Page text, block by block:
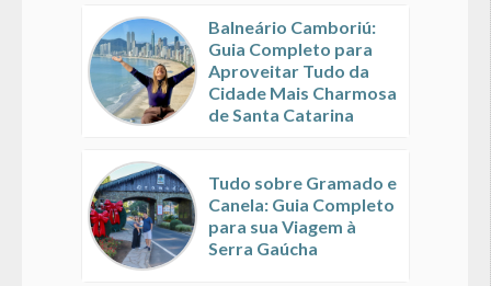
Balneário Camboriú:
Guia Completo para
Aproveitar Tudo da
Cidade Mais Charmosa
de Santa Catarina
Tudo sobre Gramado e
Canela: Guia Completo
para sua Viagem à
Serra Gaúcha